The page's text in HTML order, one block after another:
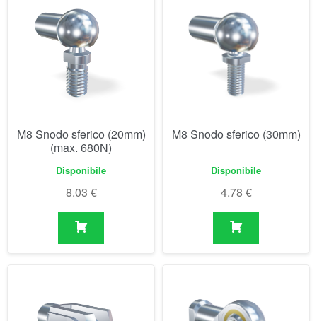
M8 Snodo sferico (20mm)
(max. 680N)
Disponibile
8.03 €
M8 Snodo sferico (30mm)
Disponibile
4.78 €